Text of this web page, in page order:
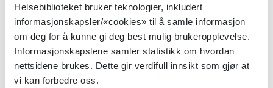
Helsebiblioteket bruker teknologier, inkludert
informasjonskapsler/«cookies» til å samle informasjon
om deg for å kunne gi deg best mulig brukeropplevelse.
Informasjonskapslene samler statistikk om hvordan
nettsidene brukes. Dette gir verdifull innsikt som gjør at
vi kan forbedre oss.
Helsedirektoratet 2019
Detaljer